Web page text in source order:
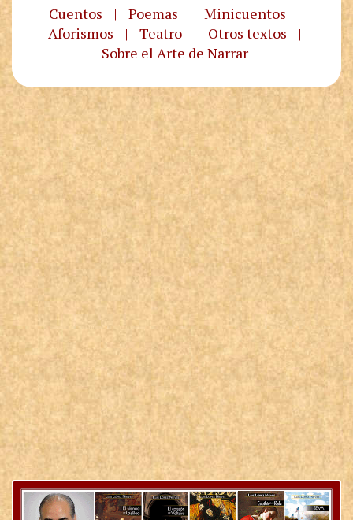
Cuentos | Poemas | Minicuentos
|
Aforismos
| Teatro | Otros textos
|
Sobre el Arte de Narrar